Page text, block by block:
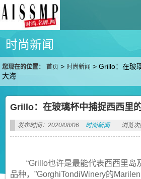
时尚新闻
您现在的位置： 首页 > 时尚新闻 >Grillo：在玻
大海
Grillo：在玻璃杯中捕捉西西里
发布时间：2020/08/06 时尚新闻 浏览
“Grillo也许是最能代表西西里岛
品种，”GorghiTondiWinery的